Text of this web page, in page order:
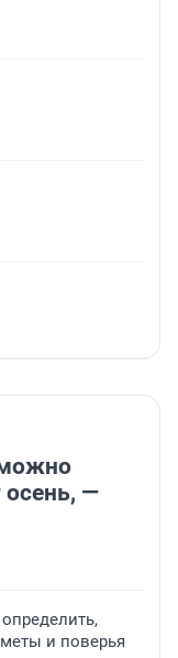
осень, —
и поверья